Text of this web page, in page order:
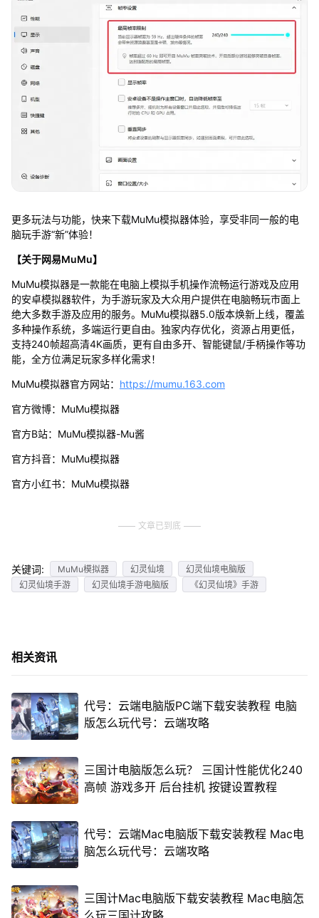
更多玩法与功能，快来下载MuMu模拟器体验，享受非同一般的电
脑玩手游“新”体验！
【关于网易MuMu】
MuMu模拟器是一款能在电脑上模拟手机操作流畅运行游戏及应用
的安卓模拟器软件，为手游玩家及大众用户提供在电脑畅玩市面上
绝大多数手游及应用的服务。MuMu模拟器5.0版本焕新上线，覆盖
多种操作系统，多端运行更自由。独家内存优化，资源占用更低，
支持240帧超高清4K画质，更有自由多开、智能键鼠/手柄操作等功
能，全方位满足玩家多样化需求！
MuMu模拟器官方网站： https://mumu.163.com
官方微博：MuMu模拟器
官方B站：MuMu模拟器-Mu酱
官方抖音：MuMu模拟器
官方小红书：MuMu模拟器
文章已到底
关键词: MuMu模拟器 幻灵仙境
幻灵仙境电脑版
幻灵仙境手游
幻灵仙境手游电脑版 《幻灵仙境》手游
相关资讯
代号：云端电脑版PC端下载安装教程 电脑
版怎么玩代号：云端攻略
三国计电脑版怎么玩？ 三国计性能优化240
高帧 游戏多开 后台挂机 按键设置教程
代号：云端Mac电脑版下载安装教程 Mac电
脑怎么玩代号：云端攻略
三国计Mac电脑版下载安装教程 Mac电脑怎